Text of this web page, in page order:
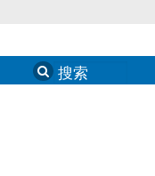
Search
for: